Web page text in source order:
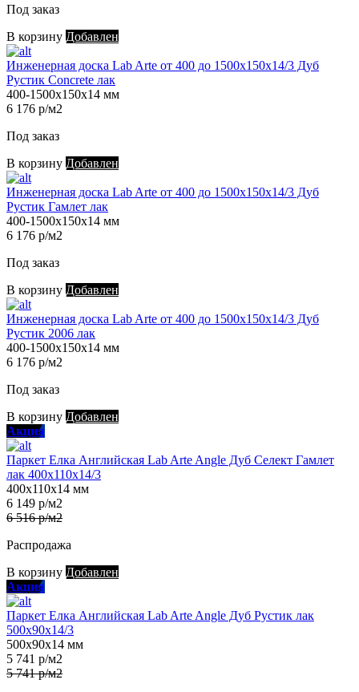
Под заказ
В корзину Добавлен
Инженерная доска Lab Arte от 400 до 1500х150х14/3 Дуб
Рустик Concrete лак
400-1500х150х14 мм
6 176 р/м2
Под заказ
В корзину Добавлен
Инженерная доска Lab Arte от 400 до 1500х150х14/3 Дуб
Рустик Гамлет лак
400-1500х150х14 мм
6 176 р/м2
Под заказ
В корзину Добавлен
Инженерная доска Lab Arte от 400 до 1500х150х14/3 Дуб
Рустик 2006 лак
400-1500х150х14 мм
6 176 р/м2
Под заказ
В корзину Добавлен
Акция
Паркет Елка Английская Lab Arte Angle Дуб Селект Гамлет
лак 400х110х14/3
400х110х14 мм
6 149 р/м2
6 516 р/м2
Распродажа
В корзину Добавлен
Акция
Паркет Елка Английская Lab Arte Angle Дуб Рустик лак
500х90х14/3
500х90х14 мм
5 741 р/м2
5 741 р/м2